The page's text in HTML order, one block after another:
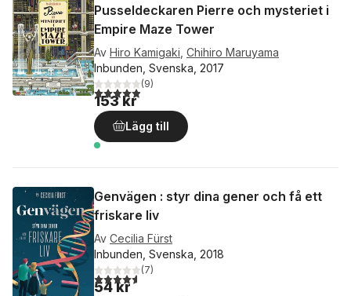
Pusseldeckaren Pierre och mysteriet i
Empire Maze Tower
Av Hiro Kamigaki Chihiro Maruyama
Inbunden, Svenska, 2017
4,9utav 5 stjärnor. Totalt antal röster:
(9)
153 kr
Lägg till
Genvägen : styr dina gener och få ett
friskare liv
Av Cecilia Fürst
Inbunden, Svenska, 2018
4,6utav 5 stjärnor. Totalt antal röster:
(7)
54 kr